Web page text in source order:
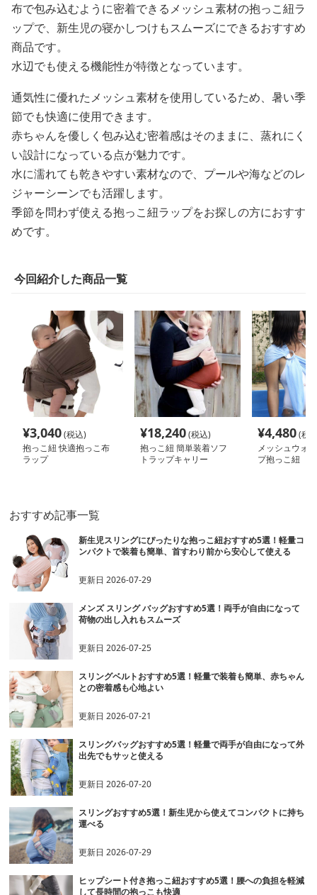
布で包み込むように密着できるメッシュ素材の抱っこ紐ラ
ップで、新生児の寝かしつけもスムーズにできるおすすめ
商品です。
水辺でも使える機能性が特徴となっています。
通気性に優れたメッシュ素材を使用しているため、暑い季
節でも快適に使用できます。
赤ちゃんを優しく包み込む密着感はそのままに、蒸れにく
い設計になっている点が魅力です。
水に濡れても乾きやすい素材なので、プールや海などのレ
ジャーシーンでも活躍します。
季節を問わず使える抱っこ紐ラップをお探しの方におすす
めです。
今回紹介した商品一覧
¥3,040(税込)
抱っこ紐 快適抱っこ布
ラップ
¥18,240(税込)
抱っこ紐 簡単装着ソフ
トラップキャリー
¥4,480(税
メッシュウォ
プ抱っこ紐
おすすめ記事一覧
新生児スリングにぴったりな抱っこ紐おすすめ5選！軽量コ
ンパクトで装着も簡単、首すわり前から安心して使える
更新日2026-07-29
メンズ スリング バッグおすすめ5選！両手が自由になって
荷物の出し入れもスムーズ
更新日2026-07-25
スリングベルトおすすめ5選！軽量で装着も簡単、赤ちゃん
との密着感も心地よい
更新日2026-07-21
スリングバッグおすすめ5選！軽量で両手が自由になって外
出先でもサッと使える
更新日2026-07-20
スリングおすすめ5選！新生児から使えてコンパクトに持ち
運べる
更新日2026-07-29
ヒップシート付き抱っこ紐おすすめ5選！腰への負担を軽減
して長時間の抱っこも快適